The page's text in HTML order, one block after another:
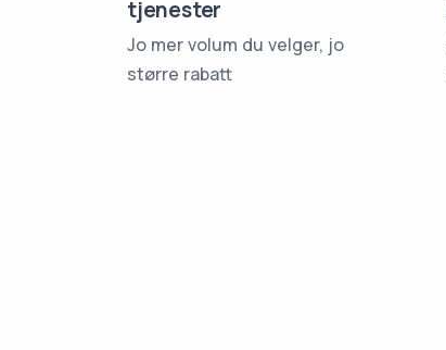
tjenester
Jo mer volum du velger, jo
større rabatt